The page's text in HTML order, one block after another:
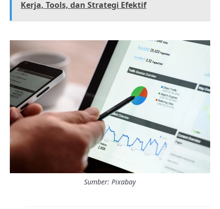
Kerja, Tools, dan Strategi Efektif
Sumber: Pixabay